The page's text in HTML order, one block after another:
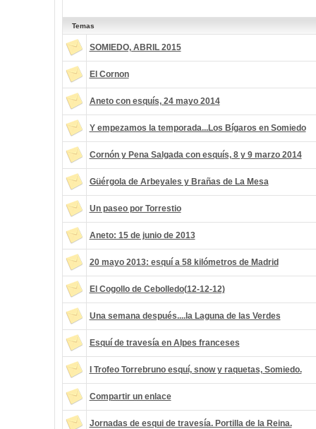
Temas
SOMIEDO, ABRIL 2015
El Cornon
Aneto con esquís, 24 mayo 2014
Y empezamos la temporada...Los Bígaros en Somiedo
Cornón y Pena Salgada con esquís, 8 y 9 marzo 2014
Güérgola de Arbeyales y Brañas de La Mesa
Un paseo por Torrestio
Aneto: 15 de junio de 2013
20 mayo 2013: esquí a 58 kilómetros de Madrid
El Cogollo de Cebolledo(12-12-12)
Una semana después....la Laguna de las Verdes
Esquí de travesía en Alpes franceses
I Trofeo Torrebruno esquí, snow y raquetas, Somiedo.
Compartir un enlace
Jornadas de esqui de travesía. Portilla de la Reina.